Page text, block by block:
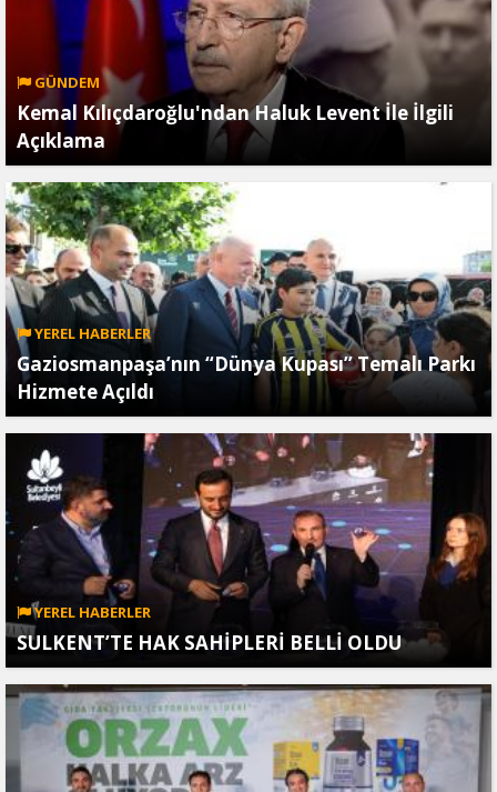
GÜNDEM
Kemal Kılıçdaroğlu'ndan Haluk Levent İle İlgili
Açıklama
YEREL HABERLER
Gaziosmanpaşa’nın “Dünya Kupası” Temalı Parkı
Hizmete Açıldı
YEREL HABERLER
SULKENT’TE HAK SAHİPLERİ BELLİ OLDU